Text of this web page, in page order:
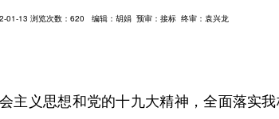
01-13 浏览次数： 620 编辑：胡娟 预审：接标 终审：袁兴龙
主义思想和党的十九大精神，全面落实我